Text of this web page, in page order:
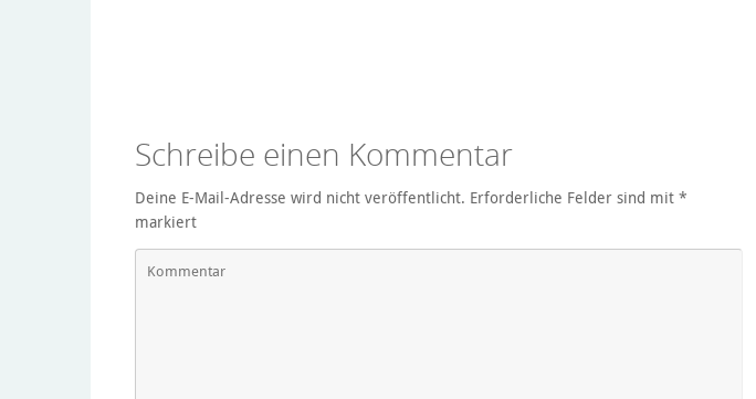
Schreibe einen Kommentar
Deine E-Mail-Adresse wird nicht veröffentlicht. Erforderliche Felder sind mit *
markiert